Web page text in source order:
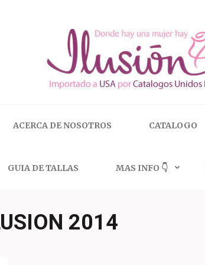
ACERCA DE NOSOTROS CATALOGO
GUIA DE TALLAS MAS INFO 👇
2014